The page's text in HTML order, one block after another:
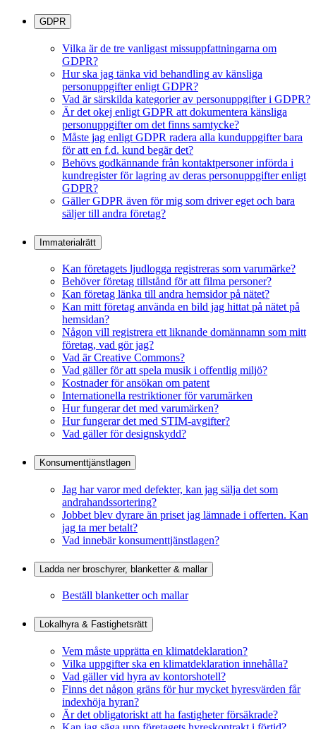
GDPR
Vilka är de tre vanligast missuppfattningarna om
GDPR?
Hur ska jag tänka vid behandling av känsliga
personuppgifter enligt GDPR?
Vad är särskilda kategorier av personuppgifter i GDPR?
Är det okej enligt GDPR att dokumentera känsliga
personuppgifter om det finns samtycke?
Måste jag enligt GDPR radera alla kunduppgifter bara
för att en f.d. kund begär det?
Behövs godkännande från kontaktpersoner införda i
kundregister för lagring av deras personuppgifter enligt
GDPR?
Gäller GDPR även för mig som driver eget och bara
säljer till andra företag?
Immaterialrätt
Kan företagets ljudlogga registreras som varumärke?
Behöver företag tillstånd för att filma personer?
Kan företag länka till andra hemsidor på nätet?
Kan mitt företag använda en bild jag hittat på nätet på
hemsidan?
Någon vill registrera ett liknande domännamn som mitt
företag, vad gör jag?
Vad är Creative Commons?
Vad gäller för att spela musik i offentlig miljö?
Kostnader för ansökan om patent
Internationella restriktioner för varumärken
Hur fungerar det med varumärken?
Hur fungerar det med STIM-avgifter?
Vad gäller för designskydd?
Konsumenttjänstlagen
Jag har varor med defekter, kan jag sälja det som
andrahandssortering?
Jobbet blev dyrare än priset jag lämnade i offerten. Kan
jag ta mer betalt?
Vad innebär konsumenttjänstlagen?
Ladda ner broschyrer, blanketter & mallar
Beställ blanketter och mallar
Lokalhyra & Fastighetsrätt
Vem måste upprätta en klimatdeklaration?
Vilka uppgifter ska en klimatdeklaration innehålla?
Vad gäller vid hyra av kontorshotell?
Finns det någon gräns för hur mycket hyresvärden får
indexhöja hyran?
Är det obligatoriskt att ha fastigheter försäkrade?